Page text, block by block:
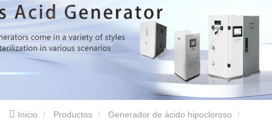
Inicio Productos Generador de ácido hipocloroso